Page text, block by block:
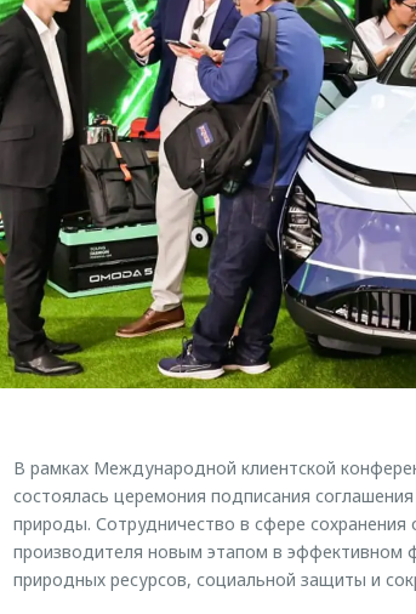
В рамках Международной клиентской
состоялась церемония подписания
природы. Сотрудничество в сфере
производителя новым этапом в эффективном
природных ресурсов, социальной защиты и